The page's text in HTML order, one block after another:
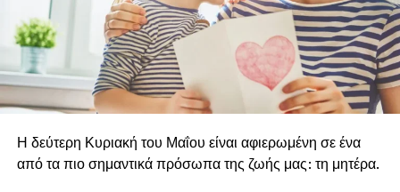
Η δεύτερη Κυριακή του Μαΐου είναι αφιερωμένη σε ένα
από τα πιο σημαντικά πρόσωπα της ζωής μας: τη μητέρα.